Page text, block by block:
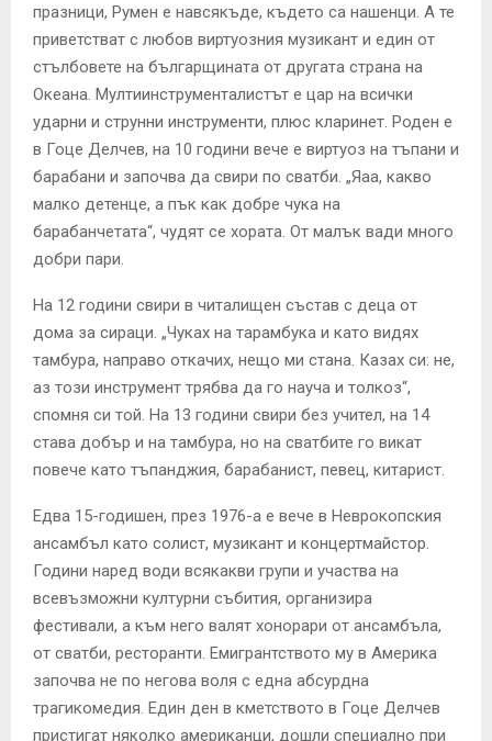
празници, Румен е навсякъде, където са нашенци. А те
приветстват с любов виртуозния музикант и един от
стълбовете на българщината от другата страна на
Океана. Мултиинструменталистът е цар на всички
ударни и струнни инструменти, плюс кларинет. Роден е
в Гоце Делчев, на 10 години вече е виртуоз на тъпани и
барабани и започва да свири по сватби. „Яаа, какво
малко детенце, а пък как добре чука на
барабанчетата“, чудят се хората. От малък вади много
добри пари.
На 12 години свири в читалищен състав с деца от
дома за сираци. „Чуках на тарамбука и като видях
тамбура, направо откачих, нещо ми стана. Казах си: не,
аз този инструмент трябва да го науча и толкоз“,
спомня си той. На 13 години свири без учител, на 14
става добър и на тамбура, но на сватбите го викат
повече като тъпанджия, барабанист, певец, китарист.
Едва 15-годишен, през 1976-а е вече в Неврокопския
ансамбъл като солист, музикант и концертмайстор.
Години наред води всякакви групи и участва на
всевъзможни културни събития, организира
фестивали, а към него валят хонорари от ансамбъла,
от сватби, ресторанти. Емигрантството му в Америка
започва не по негова воля с една абсурдна
трагикомедия. Един ден в кметството в Гоце Делчев
пристигат няколко американци, дошли специално при